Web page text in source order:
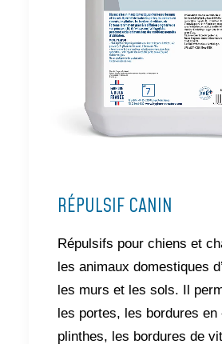
RÉPULSIF CANIN
Répulsifs pour chiens et
les animaux domestiques
les murs et les sols. Il
les portes, les bordures
plinthes, les bordures de